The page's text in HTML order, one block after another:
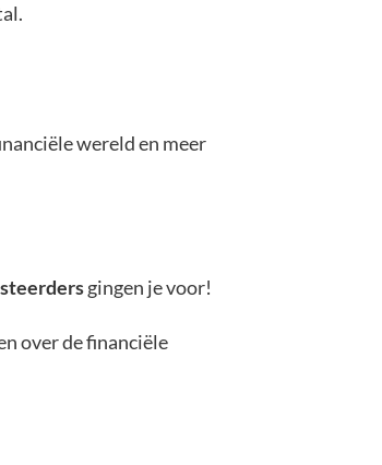
wereld en meer
gingen je voor!
over de financiële